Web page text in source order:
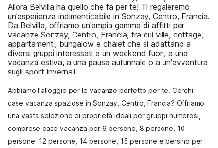
Allora Belvilla ha quello che fa per te! Ti regaleremo
un'esperienza indimenticabile in Sonzay, Centro, Francia.
Da Belvilla, offriamo un'ampia gamma di affitti per
vacanze Sonzay, Centro, Francia, tra cui ville, cottage,
appartamenti, bungalow e chalet che si adattano a
diversi gruppi interessati a un weekend fuori, a una
vacanza estiva, a una pausa autunnale o a un'avventura
sugli sport invernali.
Abbiamo l'alloggio per le vacanze perfetto per te. Cerchi
case vacanza spaziose in Sonzay, Centro, Francia? Offriamo
una vasta selezione di proprietà ideali per gruppi numerosi,
comprese case vacanza per 6 persone, 8 persone, 10
persone, 12 persone, 14 persone, 15 persone e persino per